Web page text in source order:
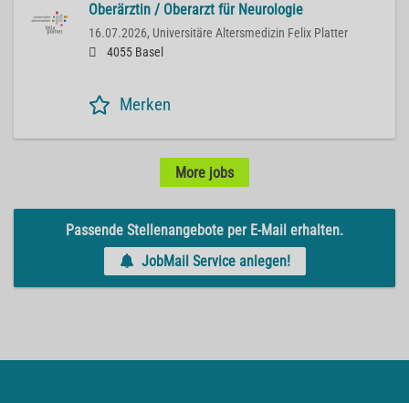
Oberärztin / Oberarzt für Neurologie
16.07.2026, Universitäre Altersmedizin Felix Platter
4055 Basel
Merken
More jobs
Passende Stellenangebote per E-Mail erhalten.
JobMail Service anlegen!